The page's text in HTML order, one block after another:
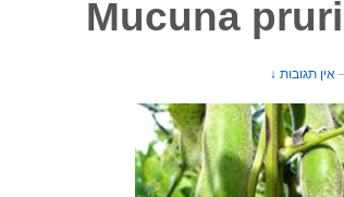
אין תגובות ↓